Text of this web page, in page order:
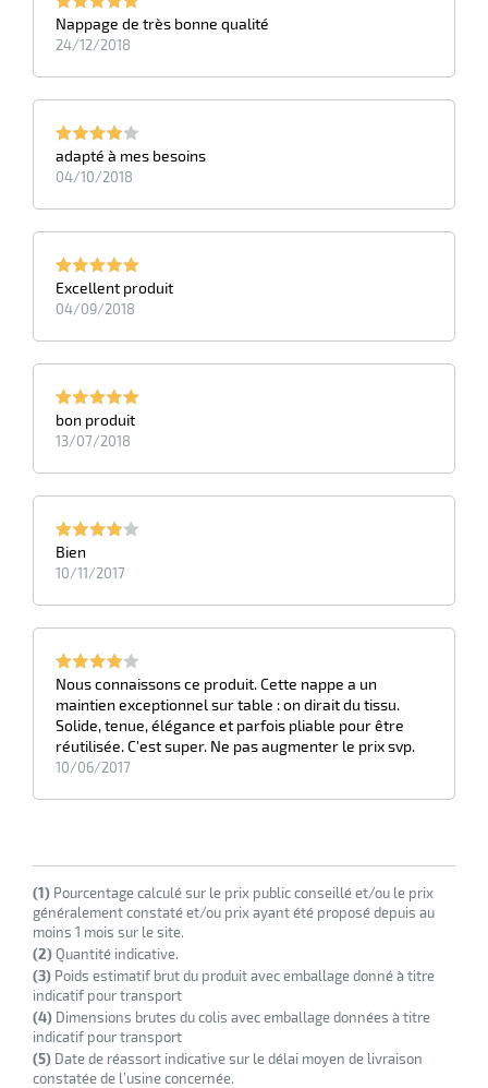
Nappage de très bonne qualité
24/12/2018
adapté à mes besoins
04/10/2018
Excellent produit
04/09/2018
bon produit
13/07/2018
Bien
10/11/2017
Nous connaissons ce produit. Cette nappe a un
maintien exceptionnel sur table : on dirait du tissu.
Solide, tenue, élégance et parfois pliable pour être
réutilisée. C'est super. Ne pas augmenter le prix svp.
10/06/2017
(1) Pourcentage calculé sur le prix public conseillé et/ou le prix
généralement constaté et/ou prix ayant été proposé depuis au
moins 1 mois sur le site.
(2)Quantité indicative.
(3) Poids estimatif brut du produit avec emballage donné à titre
indicatif pour transport
(4) Dimensions brutes du colis avec emballage données à titre
indicatif pour transport
(5) Date de réassort indicative sur le délai moyen de livraison
constatée de l’usine concernée.